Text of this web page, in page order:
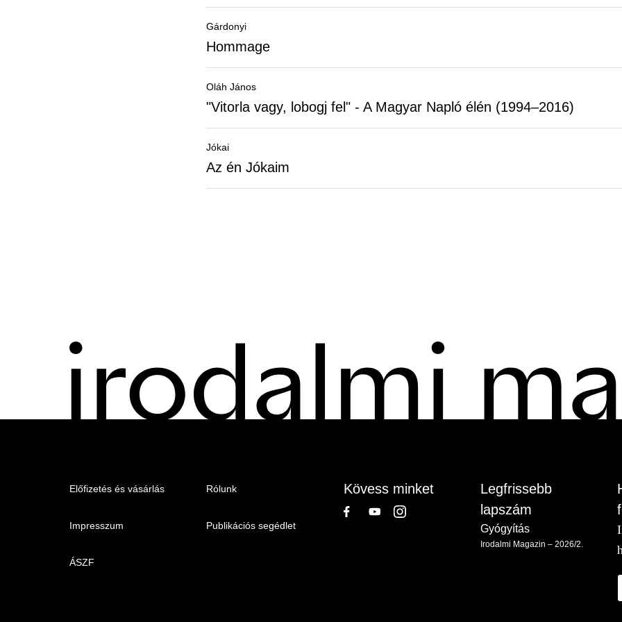
Gárdonyi
Hommage
Oláh János
"Vitorla vagy, lobogj fel" - A Magyar Napló élén (1994–2016)
Jókai
Az én Jókaim
Menu
Irodalmi
Előfizetés és vásárlás
Impresszum
ÁSZF
Rólunk
Publikációs segédlet
Kövess minket
Legfrissebb
lapszám
Gyógyítás
Irodalmi Magazin – 2026/2.